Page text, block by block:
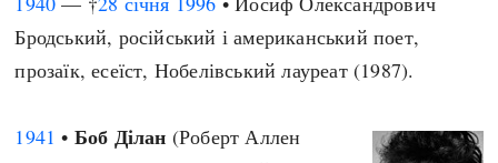
Бродський, російський і американський поет,
прозаїк, есеїст, Нобелівський лауреат (1987).
1941 • Боб Ділан (Роберт Аллен